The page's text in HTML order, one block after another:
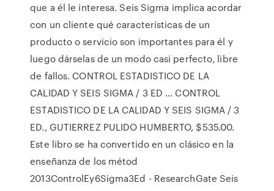
que a él le interesa. Seis Sigma implica acordar
con un cliente qué características de un
producto o servicio son importantes para él y
luego dárselas de un modo casi perfecto, libre
de fallos. CONTROL ESTADISTICO DE LA
CALIDAD Y SEIS SIGMA / 3 ED ... CONTROL
ESTADISTICO DE LA CALIDAD Y SEIS SIGMA / 3
ED., GUTIERREZ PULIDO HUMBERTO, $535.00.
Este libro se ha convertido en un clásico en la
enseñanza de los métod
2013ControlEy6Sigma3Ed - ResearchGate Seis